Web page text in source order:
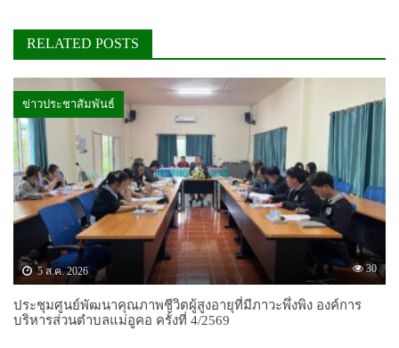
RELATED POSTS
ข่าวประชาสัมพันธ์
5 ส.ค. 2026 30
ประชุมศูนย์พัฒนาคุณภาพชีวิตผู้สูงอายุที่มีภาวะพึ่งพิง องค์การ
บริหารส่วนตำบลแม่อูคอ ครั้งที่ 4/2569